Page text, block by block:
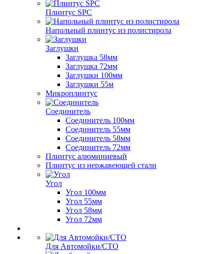
Плинтус SPC
Напольный плинтус из полистирола
Заглушки
Заглушка 58мм
Заглушка 72мм
Заглушки 100мм
Заглушки 55м
Микроплинтус
Соединитель
Соединитель 100мм
Соединитель 55мм
Соединитель 58мм
Соединитель 72мм
Плинтус алюминиевый
Плинтус из нержавеющей стали
Угол
Угол 100мм
Угол 55мм
Угол 58мм
Угол 72мм
Для Автомойки/СТО